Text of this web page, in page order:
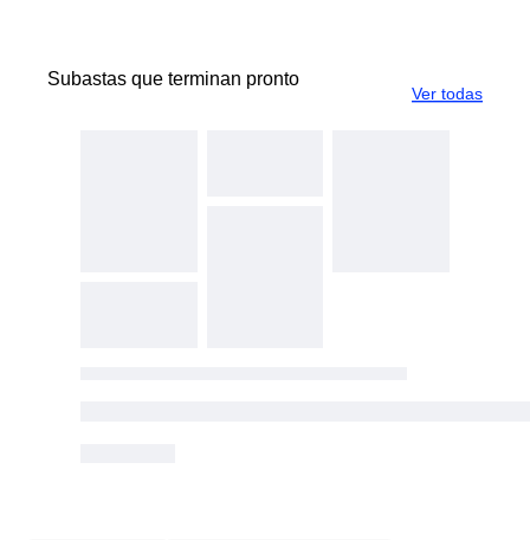
Subastas que terminan pronto
Ver todas